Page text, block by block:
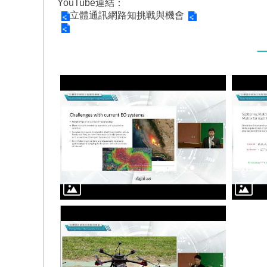
YouTube連結：
立體通訊網路知挑戰與機會